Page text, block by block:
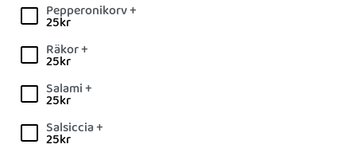
Pepperonikorv +
25kr
Räkor +
25kr
Salami +
25kr
Salsiccia +
25kr